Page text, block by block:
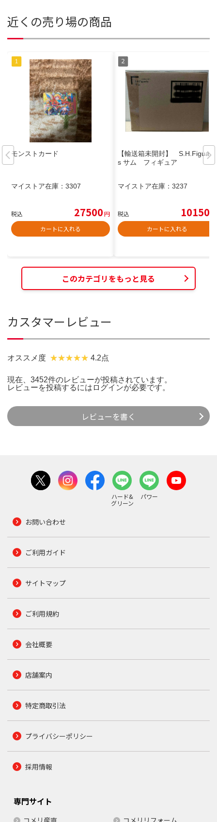
近くの売り場の商品
モンストカード
マイストア在庫： 3307
税込 27500円
カートに入れる
【輸送箱未開封】 S.H.Figuart
s サム フィギュア
マイストア在庫： 3237
税込 10150
カートに入れる
このカテゴリをもっと見る
カスタマーレビュー
オススメ度 4.2点
現在、3452件のレビューが投稿されています。
レビューを投稿するには ログインが必要です。
レビューを書く
ハード&
グリーン
パワー
お問い合わせ
ご利用ガイド
サイトマップ
ご利用規約
会社概要
店舗案内
特定商取引法
プライバシーポリシー
採用情報
専門サイト